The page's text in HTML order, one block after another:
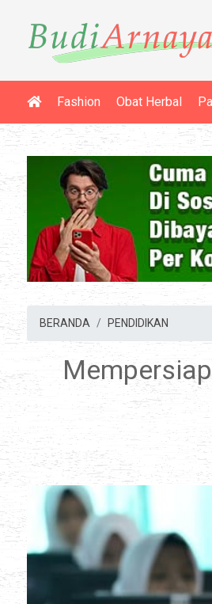
Fashion Obat Herbal
BERANDA PENDIDIKAN